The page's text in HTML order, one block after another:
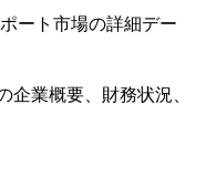
ート市場の詳細デー
業概要、財務状況、